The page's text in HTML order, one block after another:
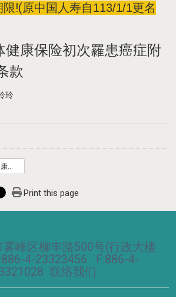
限!(原中国人寿自113/1/1更名
健康保险初次罹患癌症附
款
玲
Print this page
雾峰区柳丰路500号(行政大楼
4-23323456 F:886-4-
联络我们